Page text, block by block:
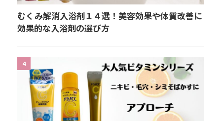
むくみ解消入浴剤１４選！美容効果や体質改善に
効果的な入浴剤の選び方
4